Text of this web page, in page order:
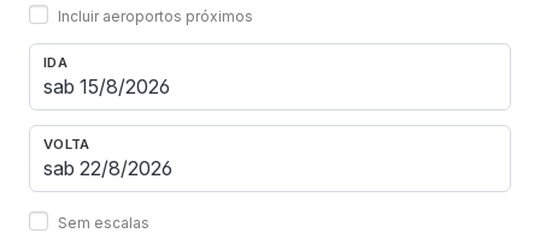
Incluir aeroportos próximos
IDA
VOLTA
Sem escalas